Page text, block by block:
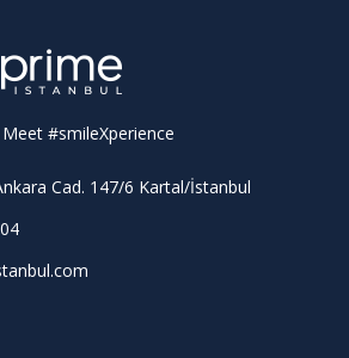
#smileXperience
Cad. 147/6 Kartal/İstanbul